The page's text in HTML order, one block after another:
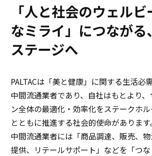
企業情報
IR情報
サステナビリティ
サステナビリティ
イノベーション
ま・メーカーさま
その他の法人さま
「人と社会のウェル
なミライ」につながる
ステージへ
PALTACは「美と健康」に関する生活必
中間流通業者であり、自社はもとより
ン全体の最適化・効率化をステークホ
とともに推進する社会的使命があります。
中間流通業者には「商品調達、販売、
提供、リテールサポート」などを「つ